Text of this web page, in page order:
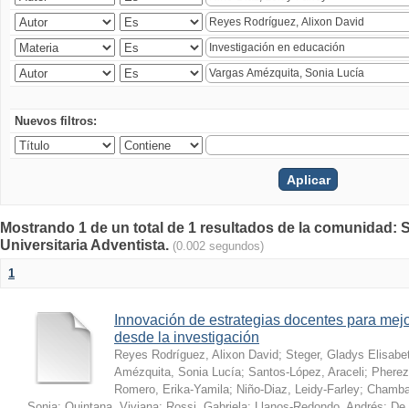
Nuevos filtros:
Mostrando 1 de un total de 1 resultados de la comunidad:
Universitaria Adventista. (0.002 segundos)
1
Innovación de estrategias docentes para
desde la investigación
Reyes Rodríguez, Alixon David; Steger, Gladys
Amézquita, Sonia Lucía; Santos-López, Araceli;
Romero, Erika-Yamila; Niño-Diaz, Leidy-Farley;